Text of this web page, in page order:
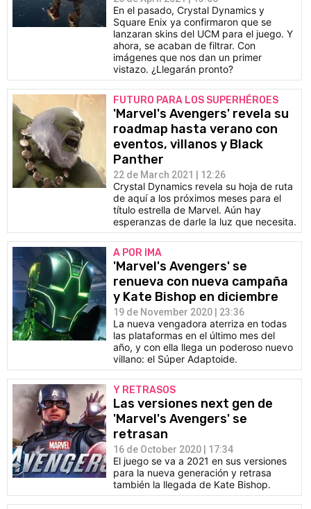
En el pasado, Crystal Dynamics y
Square Enix ya confirmaron que se
lanzaran skins del UCM para el juego. Y
ahora, se acaban de filtrar. Con
imágenes que nos dan un primer
vistazo. ¿Llegarán pronto?
FUTURO PARA LOS SUPERHÉROES
'Marvel's Avengers' revela su
roadmap hasta verano con
eventos, villanos y Black
Panther
22 de March 2021 | 12:26
Crystal Dynamics revela su hoja de ruta
de aquí a los próximos meses para el
título estrella de Marvel. Aún hay
esperanzas de darle la luz que necesita.
A POR IMA
'Marvel's Avengers' se
renueva con nueva campaña
y Kate Bishop en diciembre
19 de November 2020 | 23:36
La nueva vengadora aterriza en todas
las plataformas en el último mes del
año, y con ella llega un poderoso nuevo
villano: el Súper Adaptoide.
Y RETRASOS
Las versiones next gen de
'Marvel's Avengers' se
retrasan
16 de October 2020 | 17:34
El juego se va a 2021 en sus versiones
para la nueva generación y retrasa
también la llegada de Kate Bishop.